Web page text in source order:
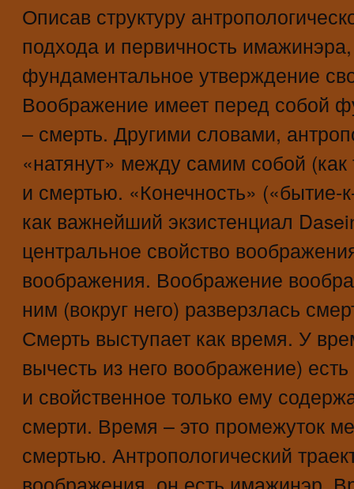
Описав структуру
подхода и первичность
фундаментальное утверждение
Воображение имеет перед собой
– смерть. Другими словами,
«натянут» между самим собой
и смертью. «Конечность» («бытие-
как важнейший экзистенциал
центральное свойство
воображения. Воображение
ним (вокруг него) разверзлась
Смерть выступает как время. У
вычесть из него воображение)
и свойственное только ему
смерти. Время – это промежуток
смертью. Антропологический